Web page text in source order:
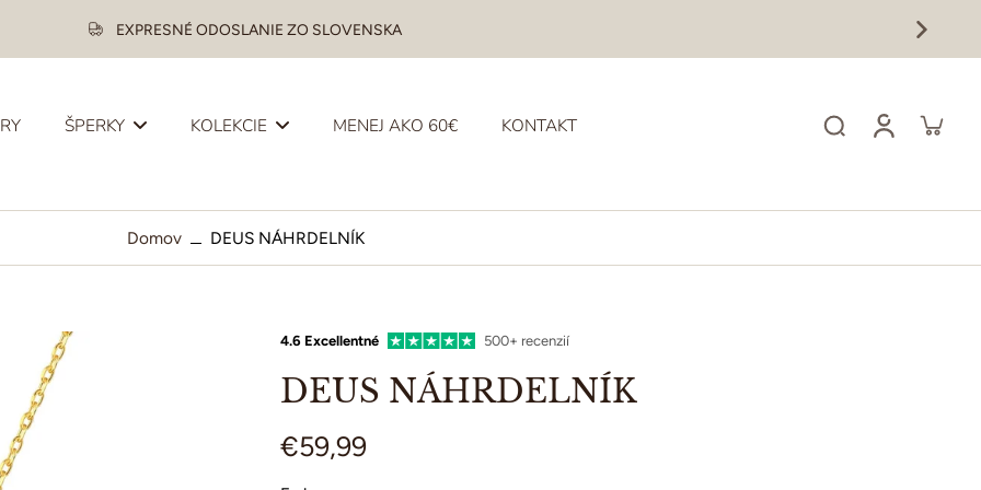
EXPRESNÉ ODOSLANIE ZO SLOVENSKA
ŠPERKY KOLEKCIE MENEJ AKO 60€ KONTAKT
Domov DEUS NÁHRDELNÍK
4.6 Excellentné 500+ recenzií
DEUS NÁHRDELNÍK
€59,99